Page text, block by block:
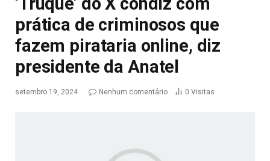
prática de criminosos que
fazem pirataria online, diz
presidente da Anatel
setembro 19, 2024 Nenhum comentário 0 Visitas